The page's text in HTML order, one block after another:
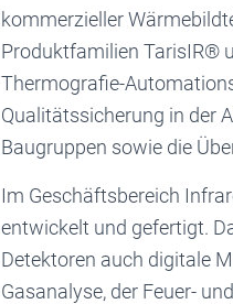
kommerzieller
Produktfamilien TarisIR®
Thermografie-
Qualitätssicherung in der
Baugruppen sowie die
Im Geschäftsbereich
entwickelt und gefertigt.
Detektoren auch digitale
Gasanalyse, der Feuer-